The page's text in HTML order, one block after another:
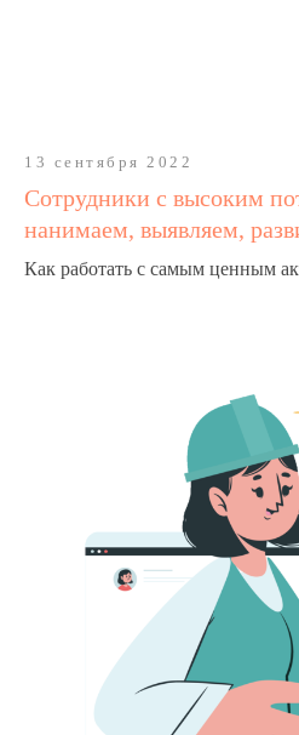
13 сентября 2022
Сотрудники с высоким
нанимаем, выявляем,
Как работать с самым ценным